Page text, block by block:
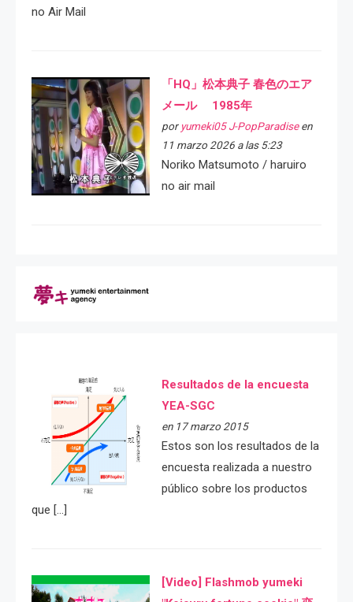
no Air Mail
「HQ」松本典子 春色のエア
メール 1985年
por yumeki05 J-PopParadiseen
11 marzo 2026 a las 5:23
Noriko Matsumoto / haruiro
no air mail
Resultados de la encuesta
YEA-SGC
en 17 marzo 2015
Estos son los resultados de la
encuesta realizada a nuestro
público sobre los productos
que […]
[Video] Flashmob yumeki